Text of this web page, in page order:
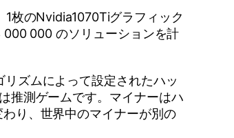
枚のNvidia1070Tiグラフィック
000 000 のソリューションを計
ズムによって設定されたハッ
推測ゲームです。マイナーはハ
り、世界中のマイナーが別の